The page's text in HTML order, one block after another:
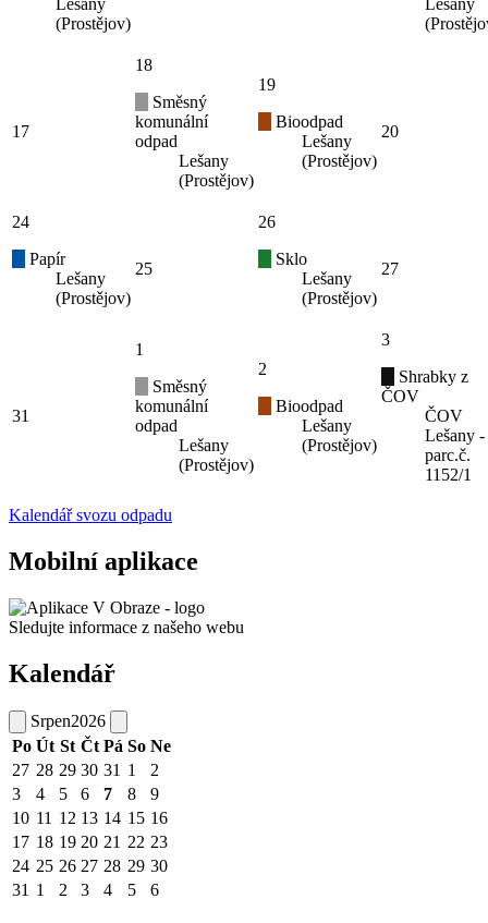
Lešany
(Prostějov)
Lešany
17
18
Směsný
komunální
odpad
Lešany
(Prostějov)
19
Bioodpad
Lešany
(Prostějov)
20
24
Papír
Lešany
(Prostějov)
25
26
Sklo
Lešany
(Prostějov)
27
31
1
Směsný
komunální
odpad
Lešany
(Prostějov)
2
Bioodpad
Lešany
(Prostějov)
3
Shrabky z
ČOV
ČOV
Lešany -
parc.č.
1152/1
Kalendář svozu odpadu
Mobilní aplikace
Sledujte informace z našeho webu
Kalendář
Srpen2026
Po Út St Čt Pá So Ne
27 28 29 30 31 1
2
3
4 5 6 7 8
9
10 11 12 13 14 15 16
17 18 19 20 21 22 23
24 25 26 27 28 29 30
31 1 2 3 4 5 6